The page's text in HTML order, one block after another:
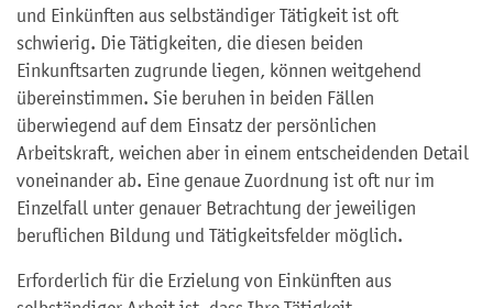
und Einkünften aus selbständiger Tätigkeit ist oft
schwierig. Die Tätigkeiten, die diesen beiden
Einkunftsarten zugrunde liegen, können weitgehend
übereinstimmen. Sie beruhen in beiden Fällen
überwiegend auf dem Einsatz der persönlichen
Arbeitskraft, weichen aber in einem entscheidenden Detail
voneinander ab. Eine genaue Zuordnung ist oft nur im
Einzelfall unter genauer Betrachtung der jeweiligen
beruflichen Bildung und Tätigkeitsfelder möglich.
Erforderlich für die Erzielung von Einkünften aus